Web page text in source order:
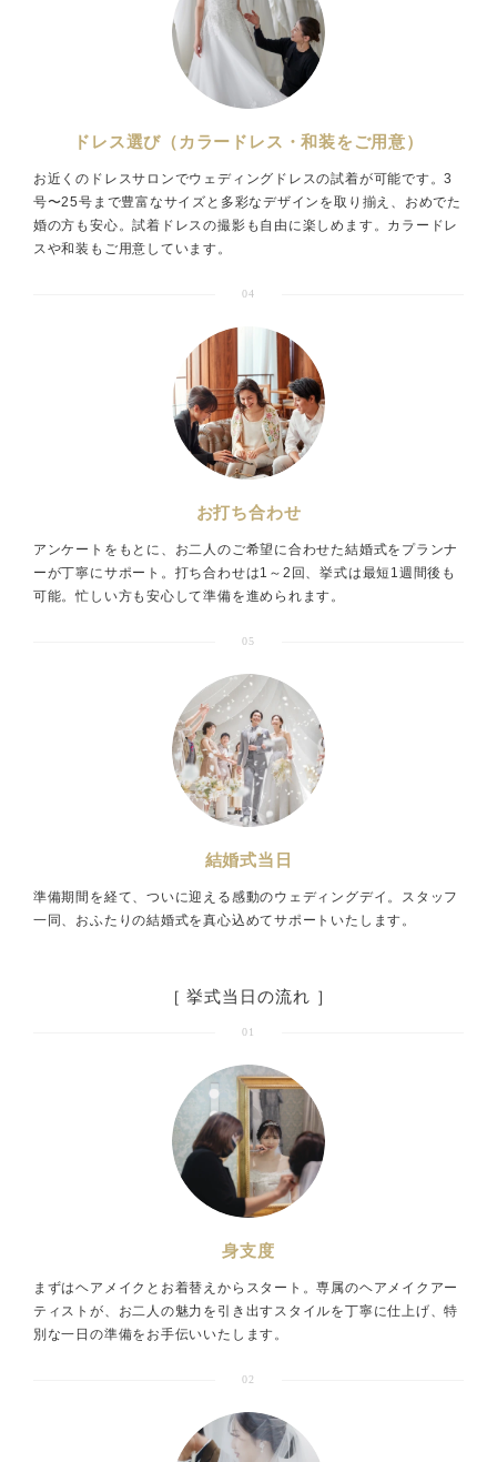
ドレス選び（カラードレス・和装をご用意）
お近くのドレスサロンでウェディングドレスの試着が可能です。3
号〜25号まで豊富なサイズと多彩なデザインを取り揃え、おめでた
婚の方も安心。試着ドレスの撮影も自由に楽しめます。カラードレ
スや和装もご用意しています。
04
お打ち合わせ
アンケートをもとに、お二人のご希望に合わせた結婚式をプランナ
ーが丁寧にサポート。打ち合わせは1～2回、挙式は最短1週間後も
可能。忙しい方も安心して準備を進められます。
05
結婚式当日
準備期間を経て、ついに迎える感動のウェディングデイ。スタッフ
一同、おふたりの結婚式を真心込めてサポートいたします。
［ 挙式当日の流れ ］
01
身支度
まずはヘアメイクとお着替えからスタート。専属のヘアメイクアー
ティストが、お二人の魅力を引き出すスタイルを丁寧に仕上げ、特
別な一日の準備をお手伝いいたします。
02